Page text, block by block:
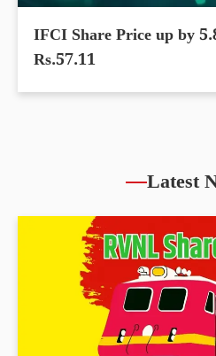
IFCI Share Price up by
Rs.57.11
Latest